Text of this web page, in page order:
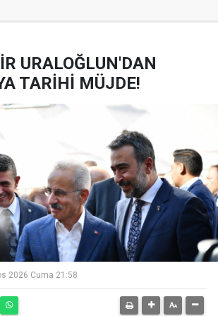
URALOĞLUN'DAN
TARİHİ MÜJDE!
2026 Cuma 21:58